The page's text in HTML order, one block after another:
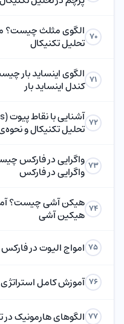
70 الگوی مثلث چیست؟
تحلیل تکنیکال
71 الگوی اینساید بار
کندل اینساید بار
72 تحلیل تکنیکال و
73 واگرایی در فارکس
واگرایی در فارکس
74 هیکن آشی چیست؟
هیکین آشی
75 امواج الیوت در
76 آموزش کامل استراتژی
77 الگوهای هارمونیک در